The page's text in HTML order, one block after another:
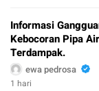
Informasi
Kebocoran Pipa
Terdampak.
ewa pedrosa
1 hari